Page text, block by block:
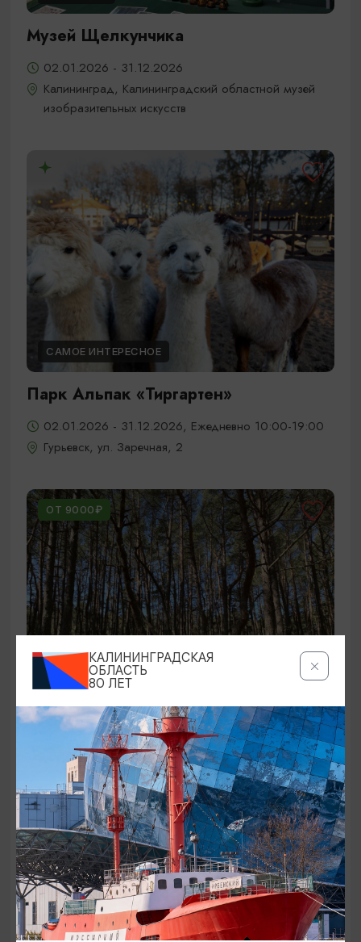
Музей Щелкунчика
02.01.2026 - 31.12.2026
Калининград, Калининградский областной музей
изобразительных искусств
САМОЕ ИНТЕРЕСНОЕ
Парк Альпак «Тиргартен»
02.01.2026 - 31.12.2026, Ежедневно 10:00-19:00
Гурьевск, ул. Заречная, 2
ОТ 9000₽
ЭКСКУРСИИ УЧРЕЖДЕНИЙ КУЛЬТУРЫ
Аудиоспектакль «Истории Куршской
косы»
01.02.2026 - 31.12.2026, 13:00
Куршская коса
ОТ 2500₽
КАЛИНИНГРАДСКАЯ
ОБЛАСТЬ
80 ЛЕТ